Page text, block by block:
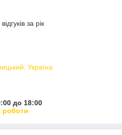
за рік
Україна
до 18:00
роботи